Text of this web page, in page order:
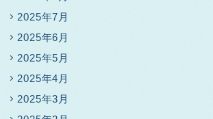
2025年7月
2025年6月
2025年5月
2025年4月
2025年3月